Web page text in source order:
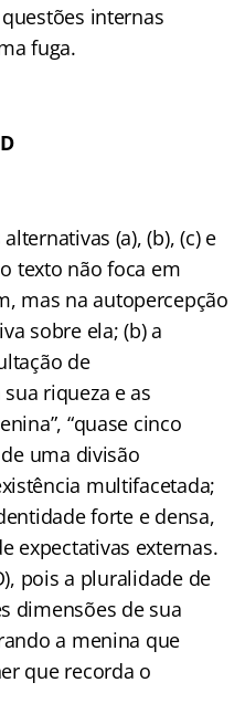
internas
fuga.
(a), (b), (c) e
texto não foca em
mas na autopercepção
sobre ela; (b) a
de
riqueza e as
“quase cinco
uma divisão
multifacetada;
forte e densa,
expectativas externas.
pois a pluralidade de
dimensões de sua
a menina que
que recorda o